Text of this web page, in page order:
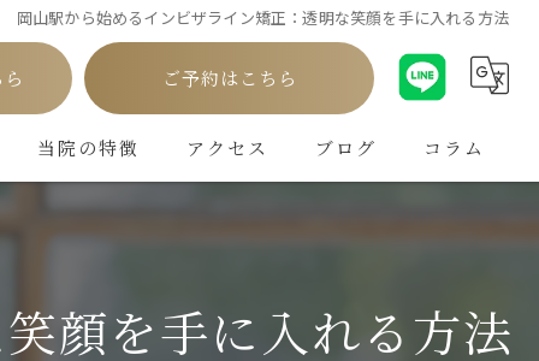
岡山駅から始めるインビザライン矯正：透明な笑顔を手に入れる方法
ご予約はこちら
当院の特徴
ホワイトニング
アクセス ブログ コラム
顔を手に入れる方法